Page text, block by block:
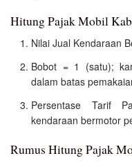
Hitung Pajak Mobil
Nilai Jual Kendaraan
Bobot = 1 (satu);
dalam batas
Persentase Tarif
kendaraan bermotor
Rumus Hitung Pajak